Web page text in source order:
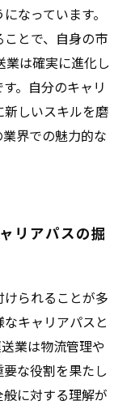
なっています。
とで、自身の市
業は確実に進化し
。自分のキャリ
しいスキルを磨
界での魅力的な
リアパスの掘
られることが多
キャリアパスと
業は物流管理や
な役割を果たし
に対する理解が